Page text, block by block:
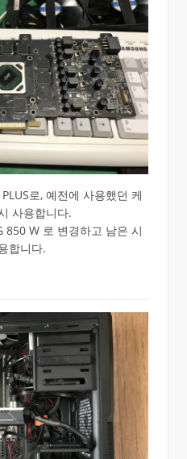
로, 예전에 사용했던 케
사용합니다.
850 W 로 변경하고 남은 시
합니다.